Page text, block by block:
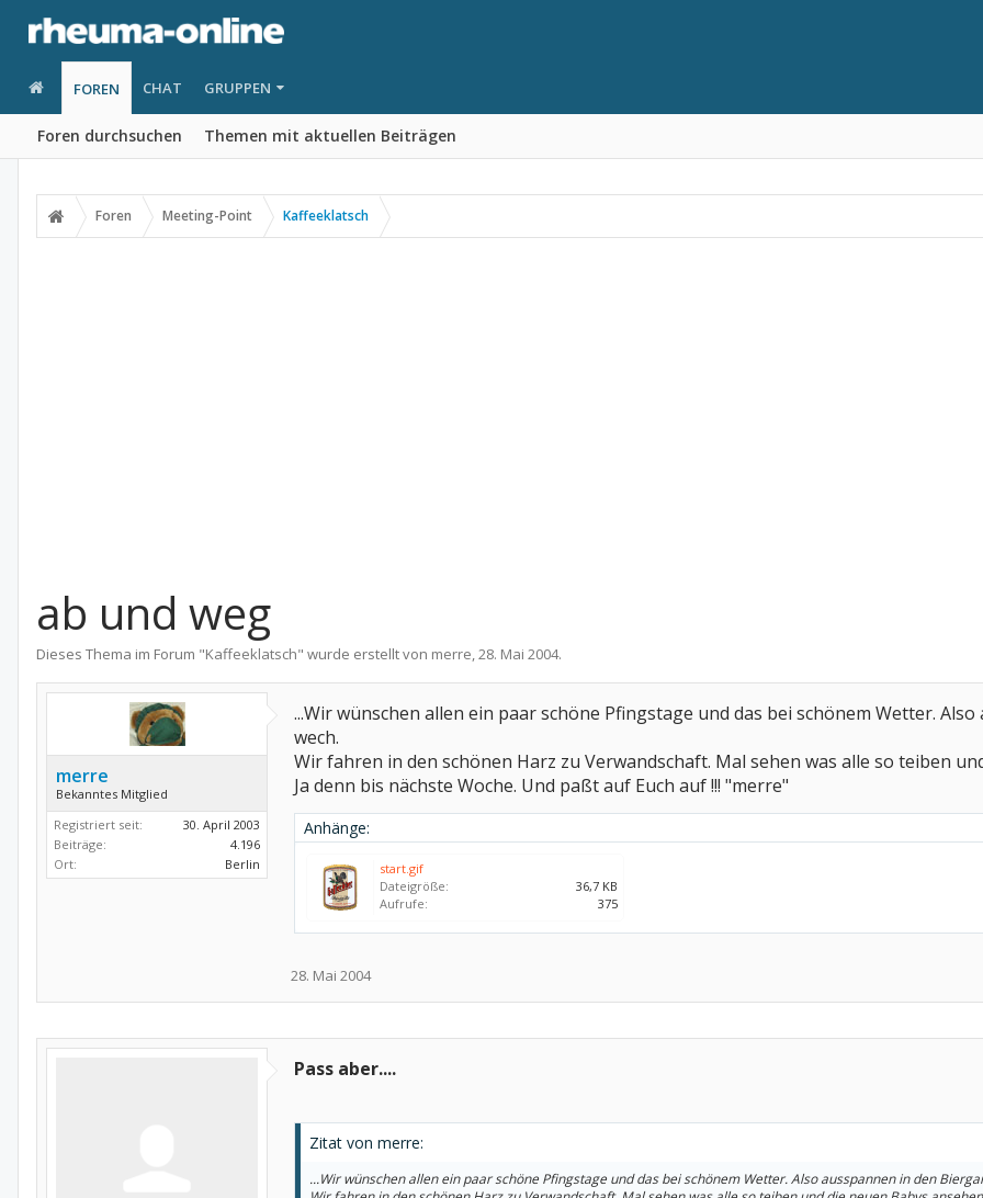
FOREN
Foren durchsuchen Themen mit aktuellen Beiträgen
CHAT GRUPPEN
Foren Meeting-Point Kaffeeklatsch
ab und weg
Dieses Thema im Forum "Kaffeeklatsch" wurde erstellt von merre,28. Mai 2004.
merre
Bekanntes Mitglied
Registriert seit:
30. April 2003
Beiträge:
4.196
Ort:
Berlin
...Wir wünschen allen ein paar schöne Pfingstage und das bei schönem Wetter.
wech.
Wir fahren in den schönen Harz zu Verwandschaft. Mal sehen was alle so teiben
Ja denn bis nächste Woche. Und paßt auf Euch auf !!! "merre"
Anhänge:
start.gif
Dateigröße:
36,7 KB
Aufrufe:
375
28. Mai 2004
Pass aber....
Zitat von merre:
...Wir wünschen allen ein paar schöne Pfingstage und das bei schönem Wetter. Also ausspannen in den